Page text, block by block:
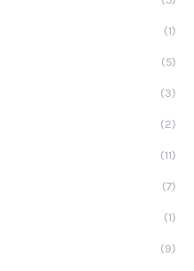
(1)
(5)
(3)
(2)
(11)
(7)
(1)
(9)